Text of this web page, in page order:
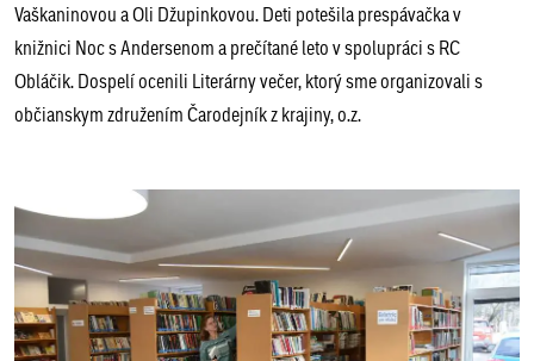
Vaškaninovou a Oli Džupinkovou. Deti potešila prespávačka v
knižnici Noc s Andersenom a prečítané leto v spolupráci s RC
Obláčik. Dospelí ocenili Literárny večer, ktorý sme organizovali s
občianskym združením Čarodejník z krajiny, o.z.